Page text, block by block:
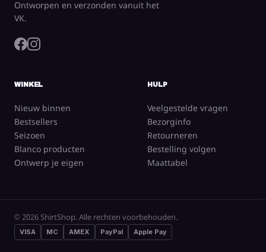
Ontworpen en verzonden vanuit het
VK.
WINKEL
Nieuw binnen
Bestsellers
Seizoen
Blanco producten
Ontwerp je eigen
HULP
Veelgestelde vragen
Bezorginfo
Retourneren
Bestelling volgen
Maattabel
© 2026 ShirtShop. Alle rechten voorbehouden.
VISA MC AMEX PayPal Apple Pay